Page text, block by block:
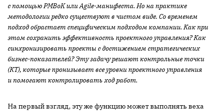
с помощью PMBoK или Agile-манифеста. Но на практике
методологии редко существуют в чистом виде. Со временем
подход обрастает специфическим подходом компании. Как при
этом сохранить эффективность проектного управления? Как
синхронизировать проекты с достижением стратегических
бизнес-показателей? Эту задачу решают контрольные точки
(КТ), которые пронизывает все уровни проектного управления
и помогают контролировать ход работ.
На первый взгляд, эту же функцию может выполнять веха